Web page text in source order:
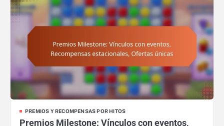
PREMIOS Y RECOMPENSAS POR HITOS
Premios Milestone: Vínculos con eventos,